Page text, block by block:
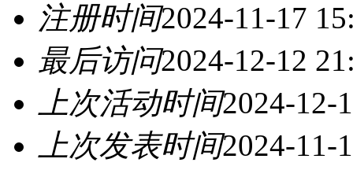
注册时间2024-11-17
最后访问2024-12-12
上次活动时间2024-12-
上次发表时间2024-11-